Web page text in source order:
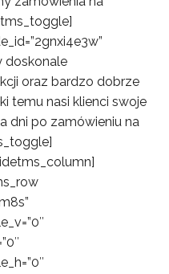
doskonale
oraz bardzo dobrze
temu nasi klienci swoje
dni po zamówieniu na